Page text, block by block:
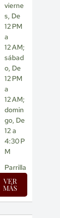
vierne
s, De
12 PM
a
12 AM;
sábad
o, De
12 PM
a
12 AM;
domin
go, De
12 a
4:30 P
M
Parrilla
VER
MÁS